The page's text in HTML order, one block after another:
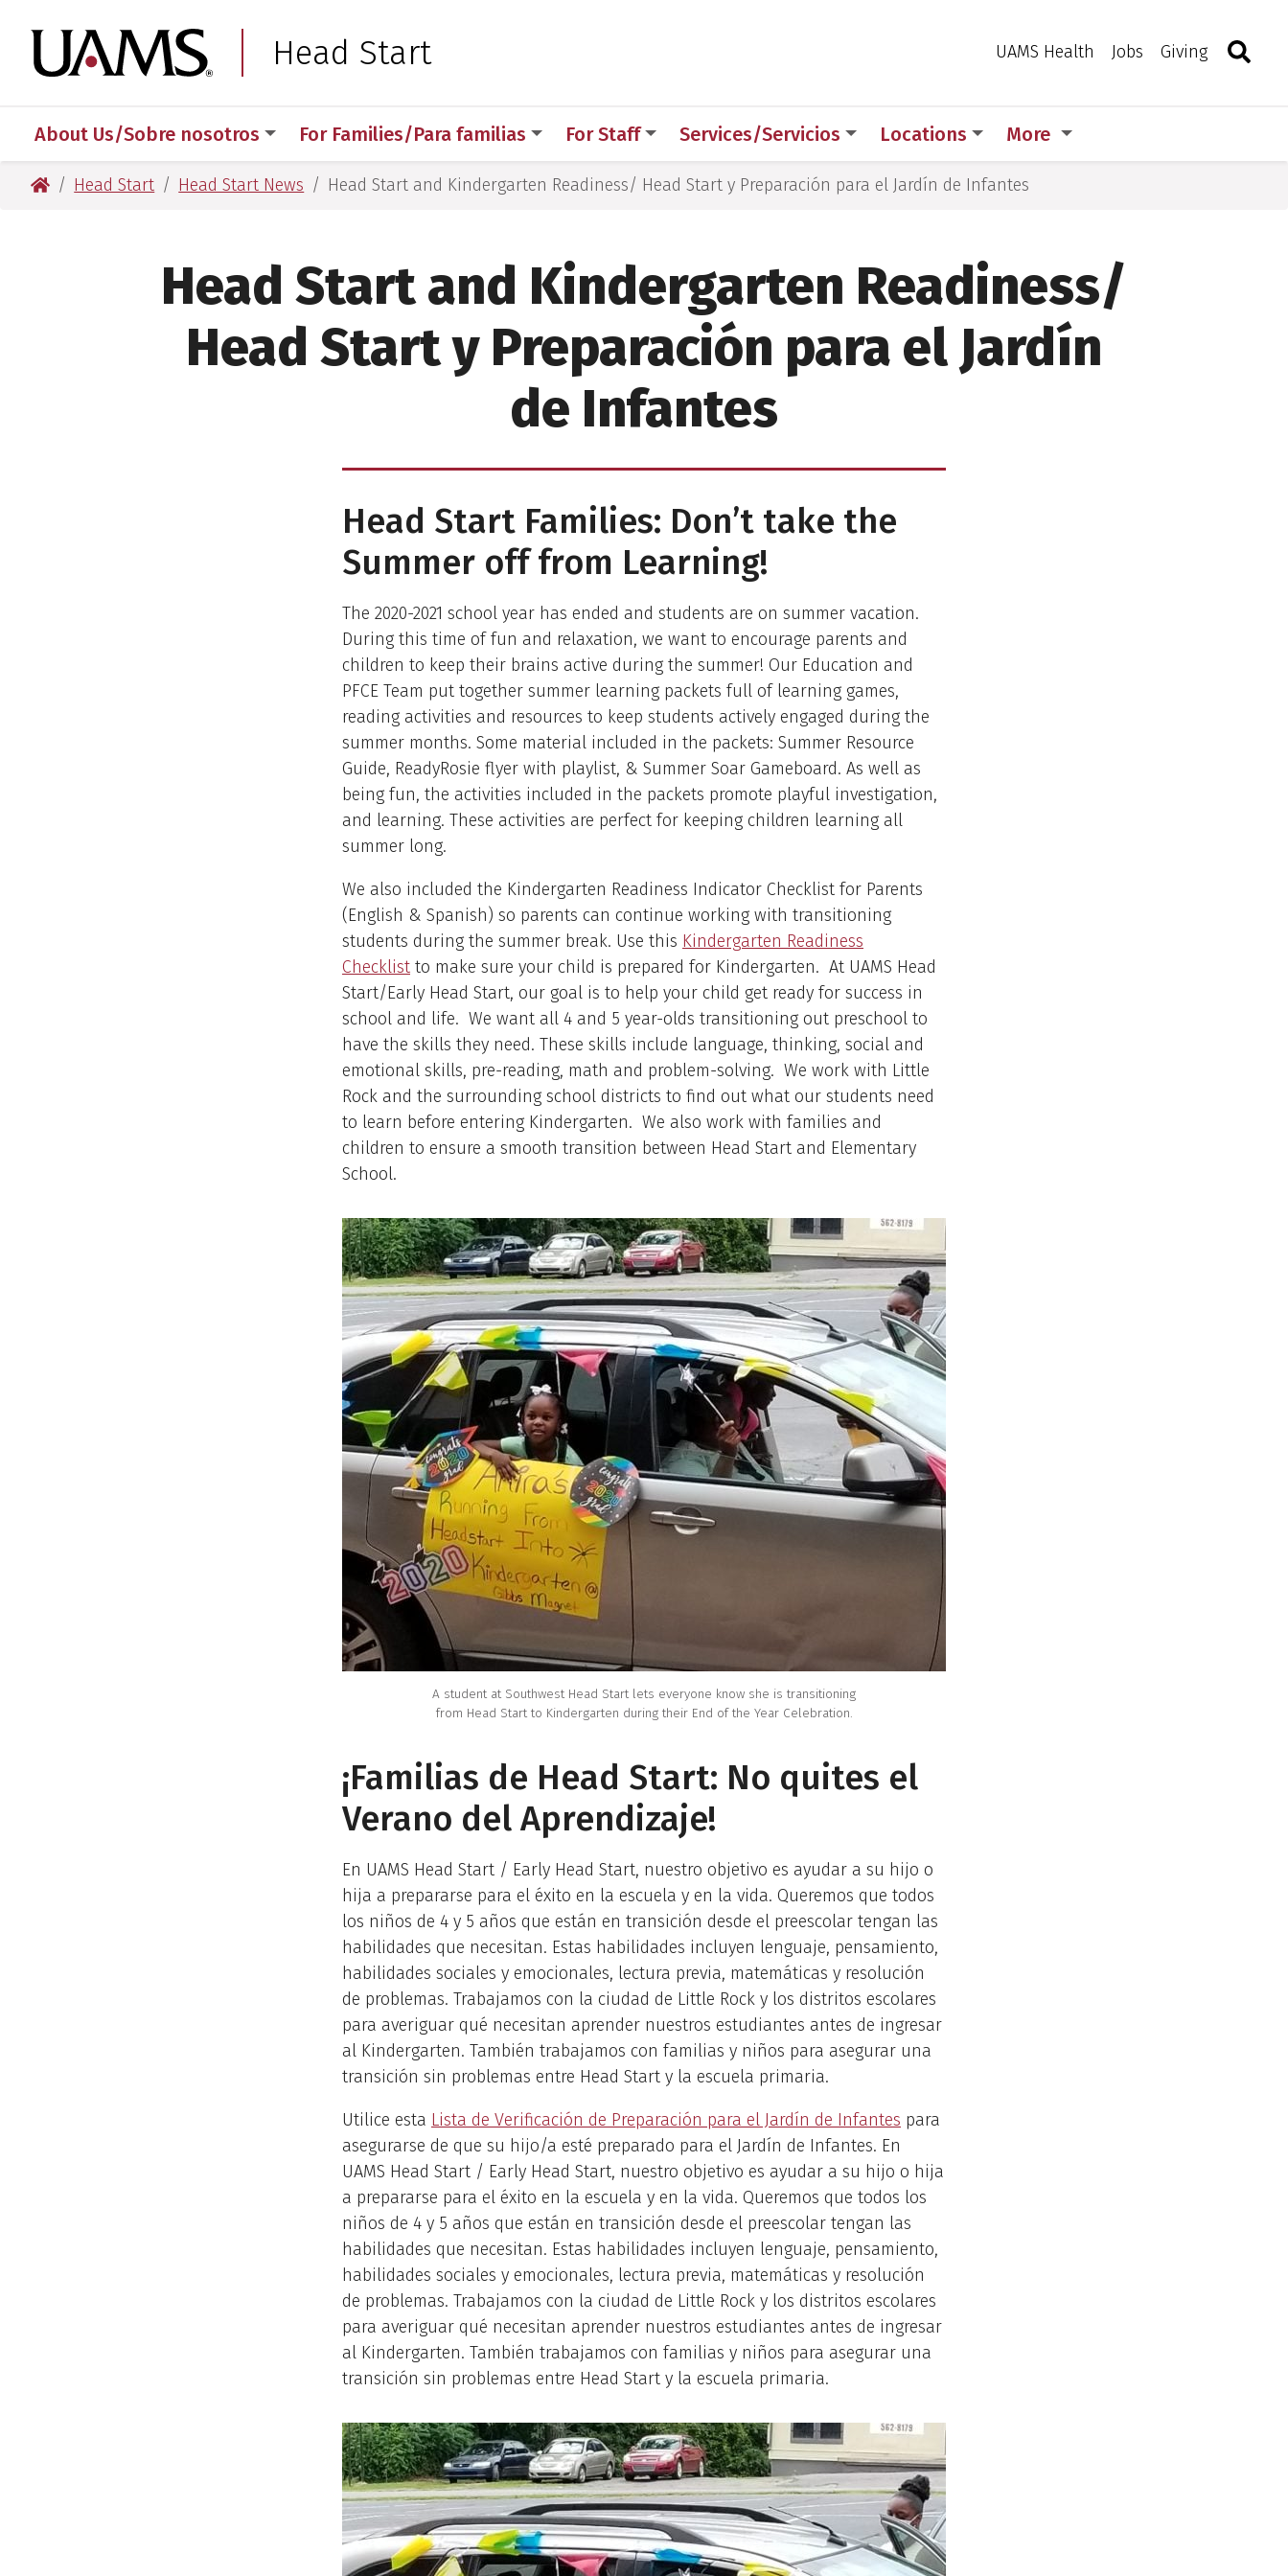
to
primary
to
main
to
primary
to
main
University of Arkansas for Medical Sciences
Head Start UAMS Health Jobs Giving Toggle
About Us/Sobre nosotros For Families/Para familias For Staff Services/Servicios Locations More
University of Arkansas for Medical Sciences
Head Start Head Start News Head Start and Kindergarten Readiness/ Head Start y Preparación para el Jardín de Infantes
Head Start and Kindergarten Readiness/
Head Start y Preparación para el Jardín
de Infantes
Head Start Families: Don’t take the
Summer off from Learning!
The 2020-2021 school year has ended and students are on summer vacation.
During this time of fun and relaxation, we want to encourage parents and
children to keep their brains active during the summer! Our Education and
PFCE Team put together summer learning packets full of learning games,
reading activities and resources to keep students actively engaged during the
summer months. Some material included in the packets: Summer Resource
Guide, ReadyRosie flyer with playlist, & Summer Soar Gameboard. As well as
being fun, the activities included in the packets promote playful investigation,
and learning. These activities are perfect for keeping children learning all
summer long.
We also included the Kindergarten Readiness Indicator Checklist for Parents
(English & Spanish) so parents can continue working with transitioning
students during the summer break. Use this Kindergarten Readiness
Checklist to make sure your child is prepared for Kindergarten. At UAMS Head
Start/Early Head Start, our goal is to help your child get ready for success in
school and life. We want all 4 and 5 year-olds transitioning out preschool to
have the skills they need. These skills include language, thinking, social and
emotional skills, pre-reading, math and problem-solving. We work with Little
Rock and the surrounding school districts to find out what our students need
to learn before entering Kindergarten. We also work with families and
children to ensure a smooth transition between Head Start and Elementary
School.
A student at Southwest Head Start lets everyone know she is transitioning
from Head Start to Kindergarten during their End of the Year Celebration.
¡Familias de Head Start: No quites el
Verano del Aprendizaje!
En UAMS Head Start / Early Head Start, nuestro objetivo es ayudar a su hijo o
hija a prepararse para el éxito en la escuela y en la vida. Queremos que todos
los niños de 4 y 5 años que están en transición desde el preescolar tengan las
habilidades que necesitan. Estas habilidades incluyen lenguaje, pensamiento,
habilidades sociales y emocionales, lectura previa, matemáticas y resolución
de problemas. Trabajamos con la ciudad de Little Rock y los distritos escolares
para averiguar qué necesitan aprender nuestros estudiantes antes de ingresar
al Kindergarten. También trabajamos con familias y niños para asegurar una
transición sin problemas entre Head Start y la escuela primaria.
Utilice esta Lista de Verificación de Preparación para el Jardín de Infantes para
asegurarse de que su hijo/a esté preparado para el Jardín de Infantes. En
UAMS Head Start / Early Head Start, nuestro objetivo es ayudar a su hijo o hija
a prepararse para el éxito en la escuela y en la vida. Queremos que todos los
niños de 4 y 5 años que están en transición desde el preescolar tengan las
habilidades que necesitan. Estas habilidades incluyen lenguaje, pensamiento,
habilidades sociales y emocionales, lectura previa, matemáticas y resolución
de problemas. Trabajamos con la ciudad de Little Rock y los distritos escolares
para averiguar qué necesitan aprender nuestros estudiantes antes de ingresar
al Kindergarten. También trabajamos con familias y niños para asegurar una
transición sin problemas entre Head Start y la escuela primaria.